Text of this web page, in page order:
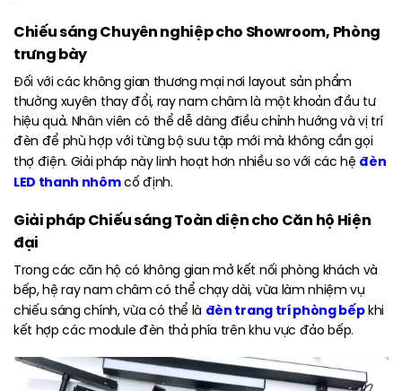
Chiếu sáng Chuyên nghiệp cho Showroom, Phòng
trưng bày
Đối với các không gian thương mại nơi layout sản phẩm
thường xuyên thay đổi, ray nam châm là một khoản đầu tư
hiệu quả. Nhân viên có thể dễ dàng điều chỉnh hướng và vị trí
đèn để phù hợp với từng bộ sưu tập mới mà không cần gọi
thợ điện. Giải pháp này linh hoạt hơn nhiều so với các hệ đèn
LED thanh nhômcố định.
Giải pháp Chiếu sáng Toàn diện cho Căn hộ Hiện
đại
Trong các căn hộ có không gian mở kết nối phòng khách và
bếp, hệ ray nam châm có thể chạy dài, vừa làm nhiệm vụ
chiếu sáng chính, vừa có thể là đèn trang trí phòng bếpkhi
kết hợp các module đèn thả phía trên khu vực đảo bếp.